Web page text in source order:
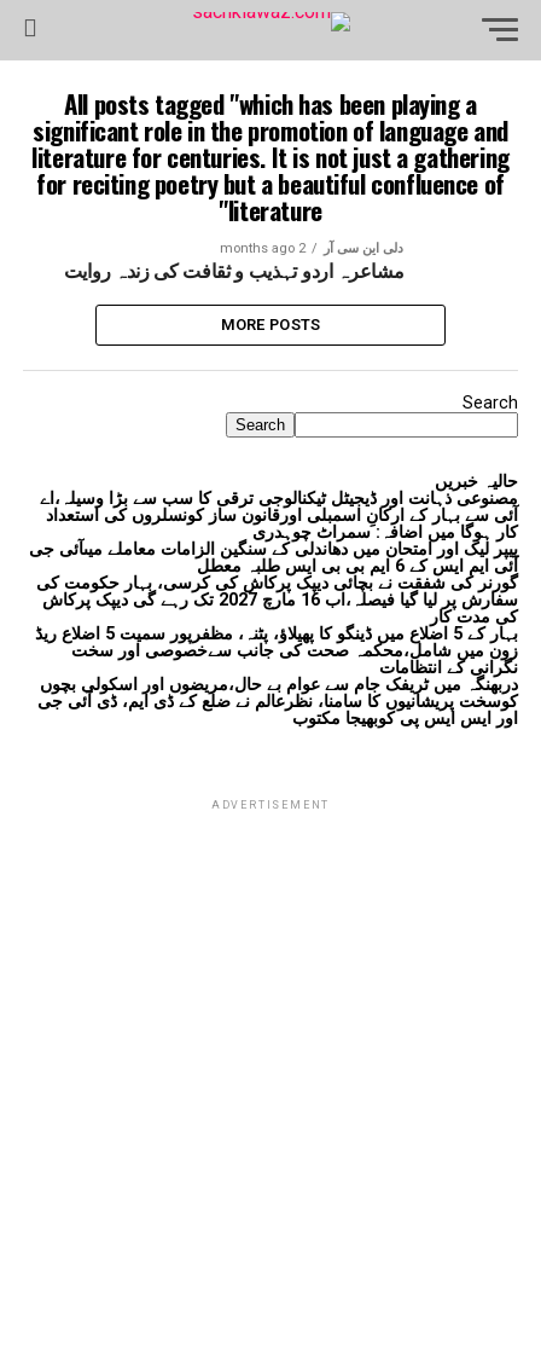
All posts tagged "which has been playing a
significant role in the promotion of language and
literature for centuries. It is not just a gathering
for reciting poetry but a beautiful confluence of
literature"
دلی این سی آر 2 months ago
مشاعرہ اردو تہذیب و ثقافت کی زندہ روایت
MORE POSTS
Search
Search
حالیہ خبریں
مصنوعی ذہانت اور ڈیجیٹل ٹیکنالوجی ترقی کا سب سے بڑا وسیلہ،اے
آئی سے بہار کے ارکانِ اسمبلی اورقانون ساز کونسلروں کی استعداد
کار ہوگا میں اضافہ: سمراٹ چوہدری
پیپر لیک اور امتحان میں دھاندلی کے سنگین الزامات معاملے میںآئی جی
آئی ایم ایس کے 6 ایم بی بی ایس طلبہ معطل
گورنر کی شفقت نے بچائی دیپک پرکاش کی کرسی، بہار حکومت کی
سفارش پر لیا گیا فیصلہ،اب 16 مارچ 2027 تک رہے گی دیپک پرکاش
کی مدت کار
بہار کے 5 اضلاع میں ڈینگو کا پھیلاؤ، پٹنہ، مظفرپور سمیت 5 اضلاع ریڈ
زون میں شامل،محکمہ صحت کی جانب سےخصوصی اور سخت
نگرانی کے انتظامات
دربھنگہ میں ٹریفک جام سے عوام بے حال،مریضوں اور اسکولی بچوں
کوسخت پریشانیوں کا سامنا، نظرعالم نے ضلع کے ڈی ایم، ڈی آئی جی
اور ایس ایس پی کوبھیجا مکتوب
ADVERTISEMENT